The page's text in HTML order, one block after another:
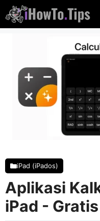
Lewati
Konten
iPad (iPados)
Aplikasi
iPad -